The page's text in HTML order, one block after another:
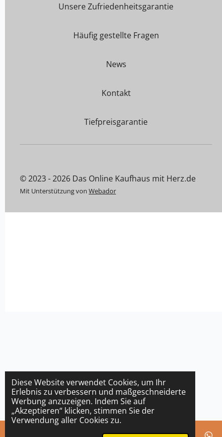
Diese Website verwendet Cookies, um Ihr
Erlebnis zu verbessern und maßgeschneiderte
Werbung anzuzeigen. Indem Sie auf
„Akzeptieren“ klicken, stimmen Sie der
Verwendung aller Cookies zu.
Unsere Zufriedenheitsgarantie
Häufig gestellte Fragen
News
Kontakt
Tiefpreisgarantie
© 2023 - 2026 Das Online Kaufhaus mit Herz.de
Mit Unterstützung von Webador